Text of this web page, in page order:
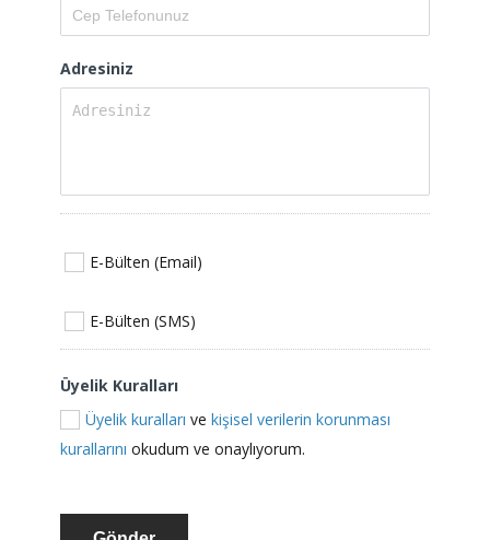
Adresiniz
E-Bülten (Email)
E-Bülten (SMS)
Üyelik Kuralları
Üyelik kuralları ve kişisel verilerin korunması
kurallarını okudum ve onaylıyorum.